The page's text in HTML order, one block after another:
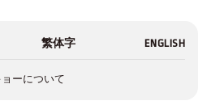
ーについて